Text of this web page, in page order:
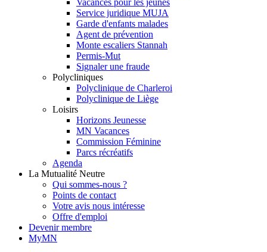
Service juridique MUJA
Garde d'enfants malades
Agent de prévention
Monte escaliers Stannah
Permis-Mut
Signaler une fraude
Polycliniques
Polyclinique de Charleroi
Polyclinique de Liège
Loisirs
Horizons Jeunesse
MN Vacances
Commission Féminine
Parcs récréatifs
Agenda
La Mutualité Neutre
Qui sommes-nous ?
Points de contact
Votre avis nous intéresse
Offre d'emploi
Devenir membre
MyMN